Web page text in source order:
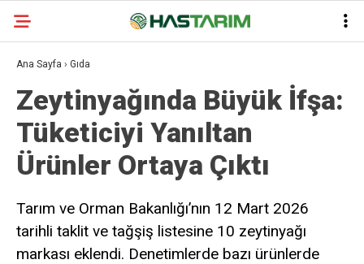
Ana Sayfa › Gıda
Zeytinyağında Büyük İfşa:
Tüketiciyi Yanıltan
Ürünler Ortaya Çıktı
Tarım ve Orman Bakanlığı’nın 12 Mart 2026
tarihli taklit ve tağşiş listesine 10 zeytinyağı
markası eklendi. Denetimlerde bazı ürünlerde